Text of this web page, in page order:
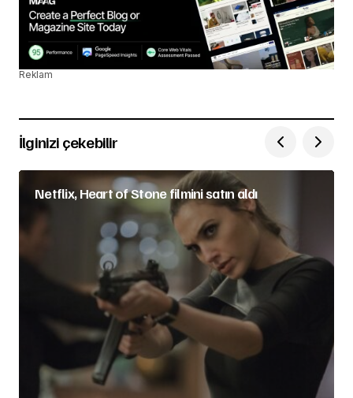
Reklam
İlginizi çekebilir
Netflix, Heart of Stone filmini satın aldı